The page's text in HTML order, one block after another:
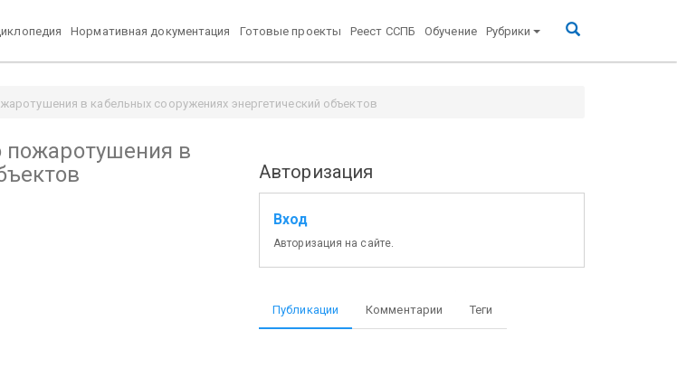
Нормативная документация Готовые проекты Реест ССПБ Обучение Рубрики
в кабельных сооружениях энергетический объектов
пожаротушения в
Авторизация
Вход
Авторизация на сайте.
Публикации Комментарии Теги